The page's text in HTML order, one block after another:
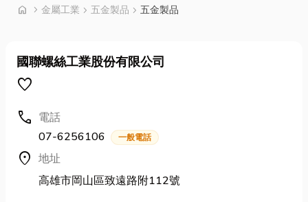
home chevron_right 首頁
金屬工業 chevron_right 五金製品 chevron_right 五金製品
國聯螺絲工業股份有限公司
favorite
call 電話
07-6256106
一般電話
location_on 地址
高雄市岡山區致遠路附112號